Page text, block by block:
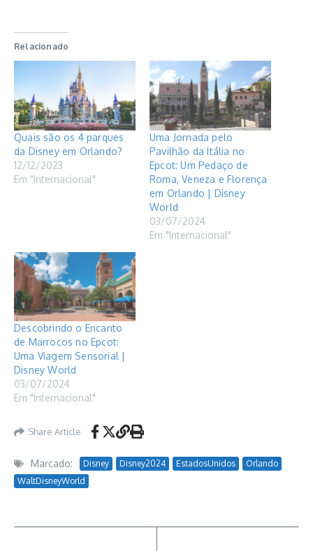
Relacionado
Quais são os 4 parques
da Disney em Orlando?
12/12/2023
Em "Internacional"
Uma Jornada pelo
Pavilhão da Itália no
Epcot: Um Pedaço de
Roma, Veneza e Florença
em Orlando | Disney
World
03/07/2024
Em "Internacional"
Descobrindo o Encanto
de Marrocos no Epcot:
Uma Viagem Sensorial |
Disney World
03/07/2024
Em "Internacional"
Share Article
Marcado: Disney Disney2024 EstadosUnidos
Orlando
WaltDisneyWorld